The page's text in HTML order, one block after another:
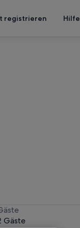
registrieren Hilfe
Gäste